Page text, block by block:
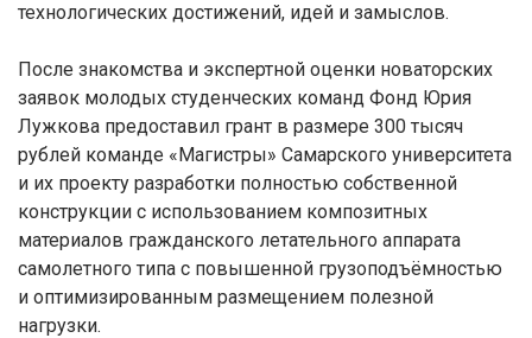
технологических достижений, идей и замыслов.
После знакомства и экспертной оценки новаторских
заявок молодых студенческих команд Фонд Юрия
Лужкова предоставил грант в размере 300 тысяч
рублей команде «Магистры» Самарского университета
и их проекту разработки полностью собственной
конструкции с использованием композитных
материалов гражданского летательного аппарата
самолетного типа с повышенной грузоподъёмностью
и оптимизированным размещением полезной
нагрузки.